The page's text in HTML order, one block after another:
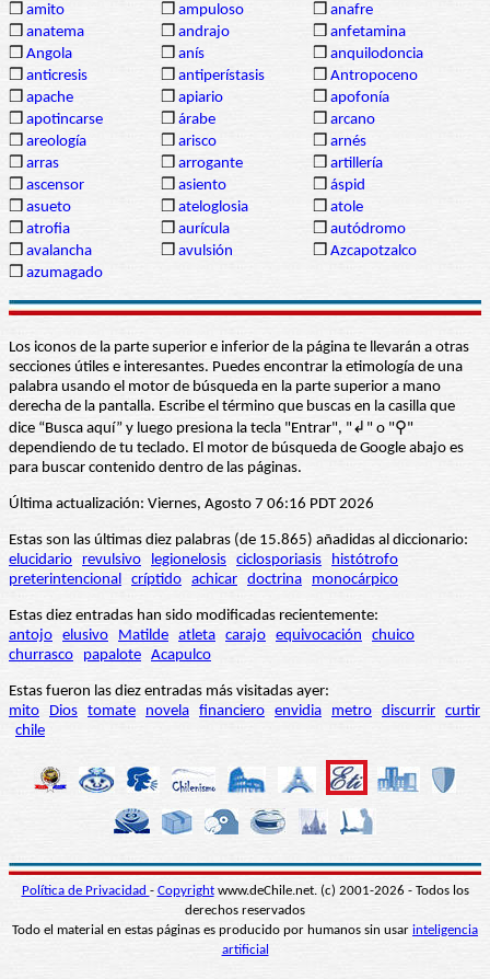
❒ amito ❒ ampuloso ❒ anafre
❒ anatema ❒ andrajo ❒ anfetamina
❒ Angola ❒ anís ❒ anquilodoncia
❒ anticresis ❒ antiperístasis ❒ Antropoceno
❒ apache ❒ apiario ❒ apofonía
❒ apotincarse ❒ árabe ❒ arcano
❒ areología ❒ arisco ❒ arnés
❒ arras ❒ arrogante ❒ artillería
❒ ascensor ❒ asiento ❒ áspid
❒ asueto ❒ ateloglosia ❒ atole
❒ atrofia ❒ aurícula ❒ autódromo
❒ avalancha ❒ avulsión ❒ Azcapotzalco
❒ azumagado
Los iconos de la parte superior e inferior de la página te llevarán a otras
secciones útiles e interesantes. Puedes encontrar la etimología de una
palabra usando el motor de búsqueda en la parte superior a mano
derecha de la pantalla. Escribe el término que buscas en la casilla que
dice “Busca aquí” y luego presiona la tecla "Entrar", "↲" o "⚲"
dependiendo de tu teclado. El motor de búsqueda de Google abajo es
para buscar contenido dentro de las páginas.
Última actualización: Viernes, Agosto 7 06:16 PDT 2026
Estas son las últimas diez palabras (de 15.865) añadidas al diccionario:
elucidario
revulsivo legionelosis ciclosporiasis
histótrofo
preterintencional críptido achicar doctrina monocárpico
Estas diez entradas han sido modificadas recientemente:
antojo elusivo Matilde atleta carajo equivocación
chuico
churrasco
papalote Acapulco
Estas fueron las diez entradas más visitadas ayer:
mito
Dios tomate novela financiero envidia metro discurrir curtir
chile
Política de Privacidad - Copyrightwww.deChile.net. (c) 2001-2026 - Todos los
derechos reservados
Todo el material en estas páginas es producido por humanos sin usar inteligencia
artificial